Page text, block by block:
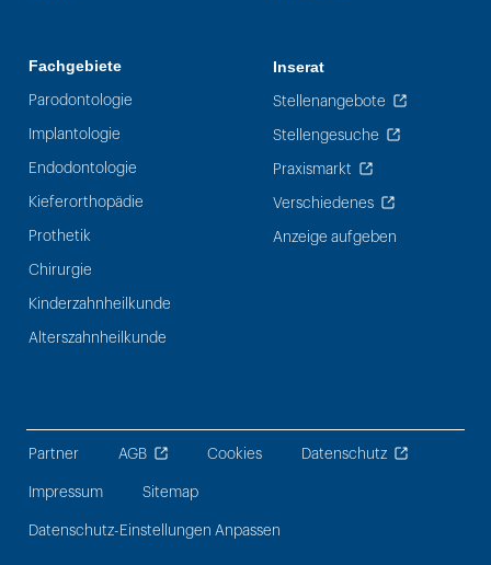
Fachgebiete
Parodontologie
Implantologie
Endodontologie
Kieferorthopädie
Prothetik
Chirurgie
Kinderzahnheilkunde
Alterszahnheilkunde
Inserat
Stellenangebote
Stellengesuche
Praxismarkt
Verschiedenes
Anzeige aufgeben
Partner AGB Cookies Datenschutz
Impressum Sitemap
Datenschutz-Einstellungen Anpassen